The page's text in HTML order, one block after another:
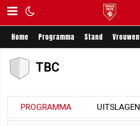
Home Programma Stand Vrouwen
TBC
PROGRAMMA UITSLAGEN